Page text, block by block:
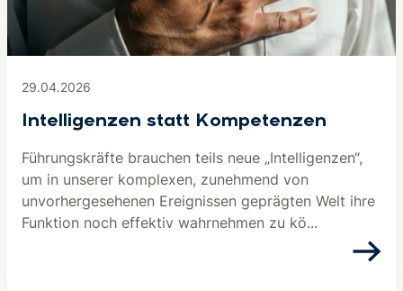
29.04.2026
Intelligenzen statt Kompetenzen
Führungskräfte brauchen teils neue „Intelligenzen“,
um in unserer komplexen, zunehmend von
unvorhergesehenen Ereignissen geprägten Welt ihre
Funktion noch effektiv wahrnehmen zu kö...